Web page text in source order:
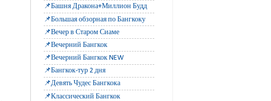
📌Башня Дракона+Миллион Будд
📌Большая обзорная по Бангкоку
📌Вечер в Старом Сиаме
📌Вечерний Бангкок
📌Вечерний Бангкок NEW
📌Бангкок-тур 2 дня
📌Девять Чудес Бангкока
📌Классический Бангкок